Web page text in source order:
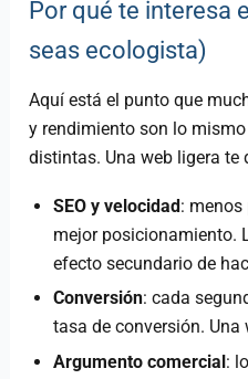
Por qué te interesa
seas ecologista)
Aquí está el punto que
y rendimiento son lo
distintas. Una web ligera te
SEO y velocidad: menos
mejor posicionamiento.
efecto secundario de
Conversión: cada
tasa de conversión. Una
Argumento comercial: